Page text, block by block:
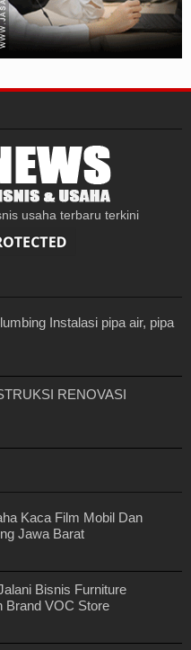
usaha terbaru terkini
Instalasi pipa air, pipa
RENOVASI
Kaca Film Mobil Dan
Jawa Barat
Bisnis Furniture
Brand VOC Store